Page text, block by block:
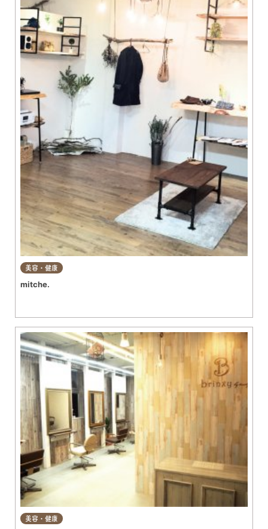
美容・健康
mitche.
美容・健康